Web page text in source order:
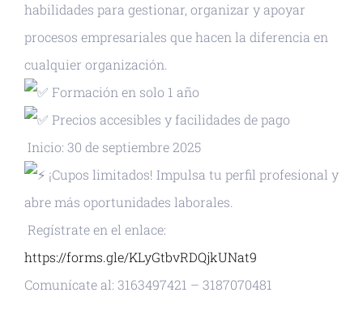
habilidades para gestionar, organizar y apoyar
procesos empresariales que hacen la diferencia en
cualquier organización.
Formación en solo 1 año
Precios accesibles y facilidades de pago
Inicio: 30 de septiembre 2025
¡Cupos limitados! Impulsa tu perfil profesional y
abre más oportunidades laborales.
Regístrate en el enlace:
https://forms.gle/KLyGtbvRDQjkUNat9
Comunícate al: 3163497421 – 3187070481